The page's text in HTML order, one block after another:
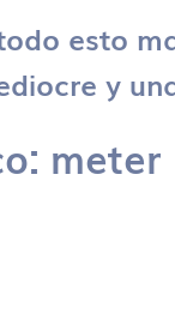
esto
y